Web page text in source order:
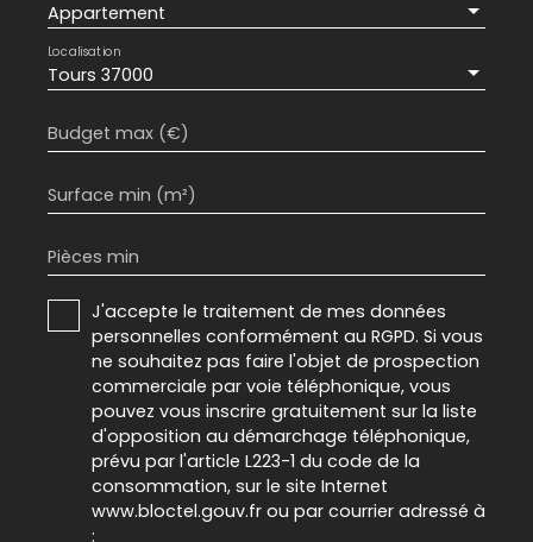
Appartement
Tours 37000
Localisation
Budget max (€)
Surface min (m²)
Pièces min
J'accepte le traitement de mes données
personnelles conformément au RGPD. Si vous
ne souhaitez pas faire l'objet de prospection
commerciale par voie téléphonique, vous
pouvez vous inscrire gratuitement sur la liste
d'opposition au démarchage téléphonique,
prévu par l'article L223-1 du code de la
consommation, sur le site Internet
www.bloctel.gouv.fr ou par courrier adressé à
: